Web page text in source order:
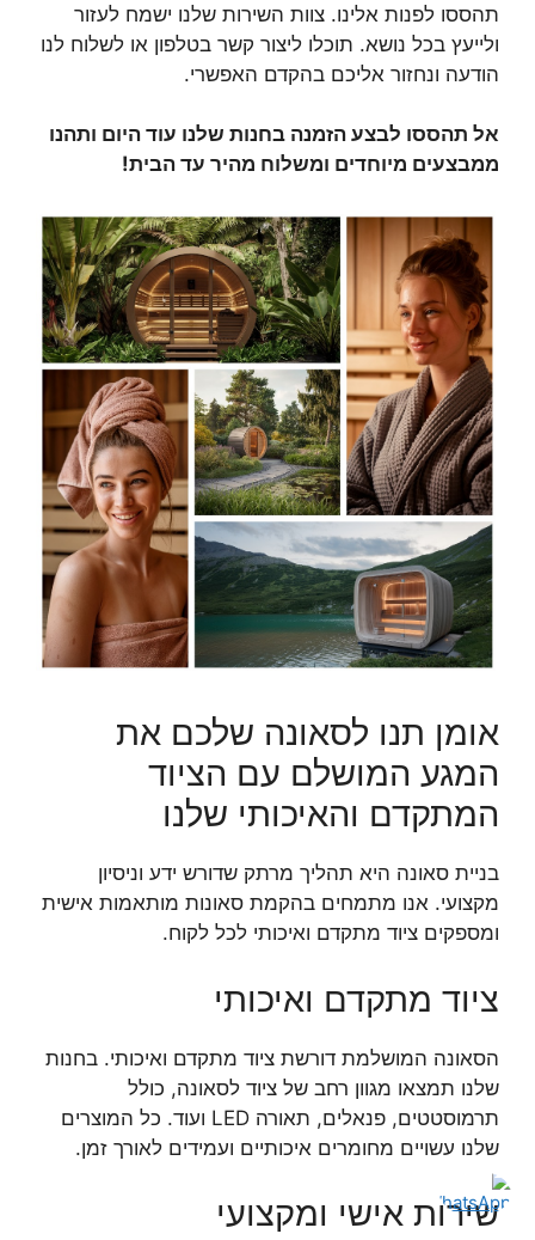
תהססו לפנות אלינו. צוות השירות שלנו ישמח לעזור
ולייעץ בכל נושא. תוכלו ליצור קשר בטלפון או לשלוח לנו
הודעה ונחזור אליכם בהקדם האפשרי.
אל תהססו לבצע הזמנה בחנות שלנו עוד היום ותהנו
ממבצעים מיוחדים ומשלוח מהיר עד הבית!
אומן תנו לסאונה שלכם את
המגע המושלם עם הציוד
המתקדם והאיכותי שלנו
בניית סאונה היא תהליך מרתק שדורש ידע וניסיון
מקצועי. אנו מתמחים בהקמת סאונות מותאמות אישית
ומספקים ציוד מתקדם ואיכותי לכל לקוח.
ציוד מתקדם ואיכותי
הסאונה המושלמת דורשת ציוד מתקדם ואיכותי. בחנות
שלנו תמצאו מגוון רחב של ציוד לסאונה, כולל
תרמוסטטים, פנאלים, תאורה LED ועוד. כל המוצרים
שלנו עשויים מחומרים איכותיים ועמידים לאורך זמן.
שירות אישי ומקצועי